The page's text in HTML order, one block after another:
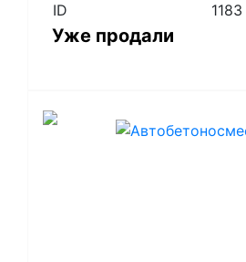
ID
1183
Уже продали